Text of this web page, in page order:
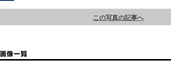
この写真の記事へ